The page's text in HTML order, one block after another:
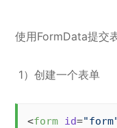
使用FormData提交
1）创建一个表单
<form id=